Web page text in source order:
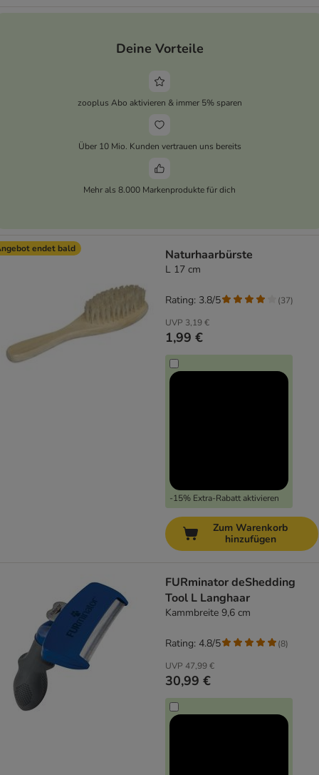
Deine Vorteile
zooplus Abo aktivieren & immer 5% sparen
Über 10 Mio. Kunden vertrauen uns bereits
Mehr als 8.000 Markenprodukte für dich
endet bald Naturhaarbürste
L 17 cm
UVP 3,19 €
1,99 €
-15% Extra-Rabatt aktivieren
Rating: 3.8/5 (37)
Zum Warenkorb
hinzufügen
FURminator deShedding
Tool L Langhaar
Kammbreite 9,6 cm
UVP 47,99 €
30,99 €
Rating: 4.8/5 (8)